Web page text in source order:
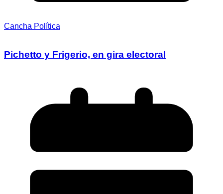
Cancha Política
Pichetto y Frigerio, en gira electoral